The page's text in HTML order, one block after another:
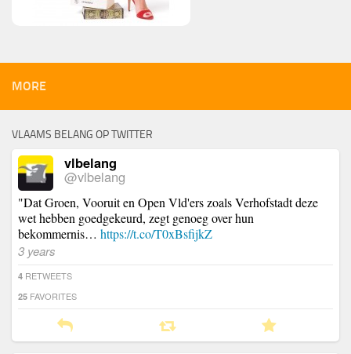
MORE
VLAAMS BELANG OP TWITTER
vlbelang
@vlbelang
"Dat Groen, Vooruit en Open Vld'ers zoals Verhofstadt deze
wet hebben goedgekeurd, zegt genoeg over hun
bekommernis… https://t.co/T0xBsfijkZ
3 years
4 RETWEETS
25 FAVORITES